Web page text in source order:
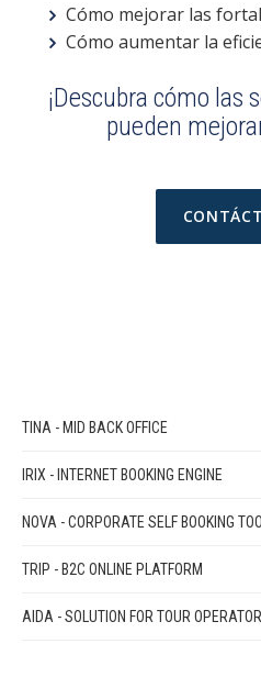
Cómo mejorar las
Cómo aumentar la
¡Descubra cómo las
pueden
TINA - MID BACK OFFICE
IRIX - INTERNET BOOKING ENGINE
NOVA - CORPORATE SELF BOOKING
TRIP - B2C ONLINE PLATFORM
AIDA - SOLUTION FOR TOUR